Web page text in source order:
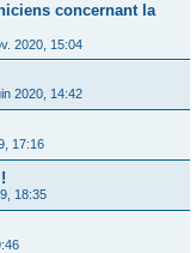
concernant la
2020, 15:04
2020, 14:42
17:16
18:35